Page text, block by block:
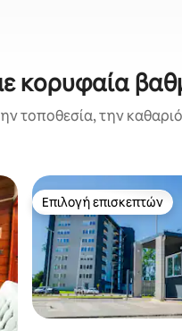
κορυφαία
τοποθεσία, την
Επιλογή επισκεπτών
Επιλογή επισκεπτών